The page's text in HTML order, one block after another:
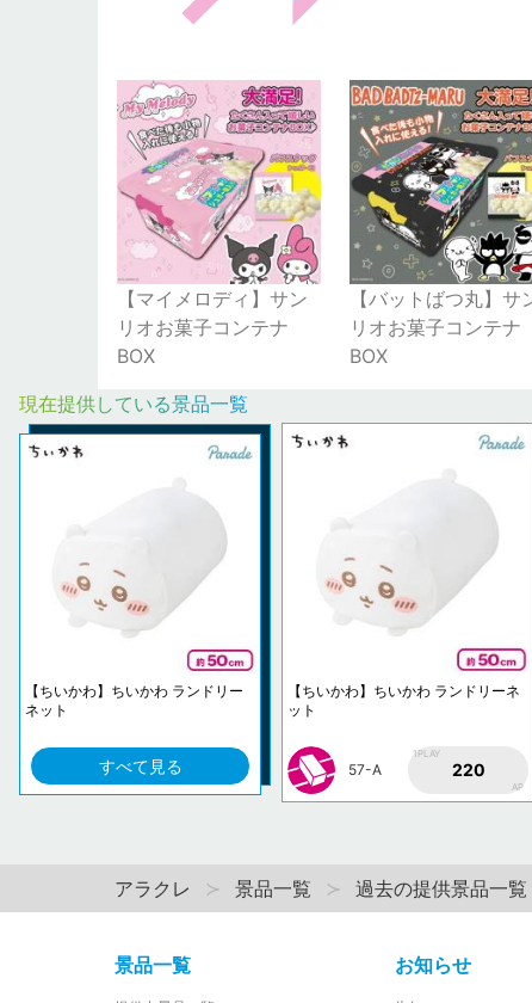
【マイメロディ】サン
リオお菓子コンテナ
BOX
【バットばつ丸】サ
リオお菓子コンテナ
BOX
現在提供している景品一覧
【ちいかわ】ちいかわ ランドリー
ネット
すべて見る
【ちいかわ】ちいかわ ランドリーネ
ット
57-A
1PLAY
220
AP
アラクレ 景品一覧 過去の提供景品一覧
景品一覧 お知らせ